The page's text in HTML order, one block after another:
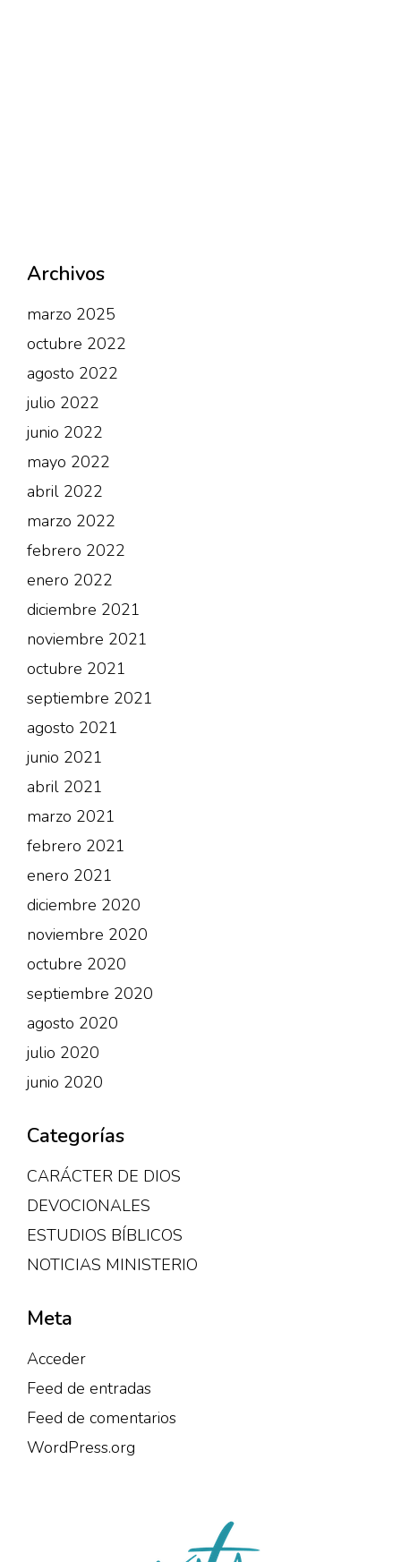
Archivos
marzo 2025
octubre 2022
agosto 2022
julio 2022
junio 2022
mayo 2022
abril 2022
marzo 2022
febrero 2022
enero 2022
diciembre 2021
noviembre 2021
octubre 2021
septiembre 2021
agosto 2021
junio 2021
abril 2021
marzo 2021
febrero 2021
enero 2021
diciembre 2020
noviembre 2020
octubre 2020
septiembre 2020
agosto 2020
julio 2020
junio 2020
Categorías
CARÁCTER DE DIOS
DEVOCIONALES
ESTUDIOS BÍBLICOS
NOTICIAS MINISTERIO
Meta
Acceder
Feed de entradas
Feed de comentarios
WordPress.org